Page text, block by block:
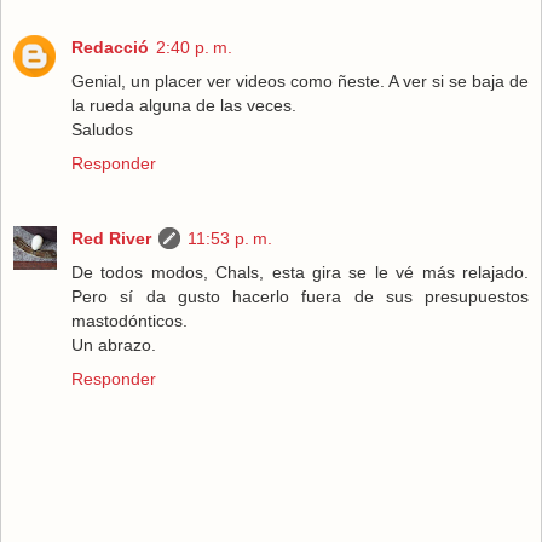
Redacció 2:40 p. m.
Genial, un placer ver videos como ñeste. A ver si se baja de
la rueda alguna de las veces.
Saludos
Responder
Red River
11:53 p. m.
De todos modos, Chals, esta gira se le vé más relajado.
Pero sí da gusto hacerlo fuera de sus presupuestos
mastodónticos.
Un abrazo.
Responder